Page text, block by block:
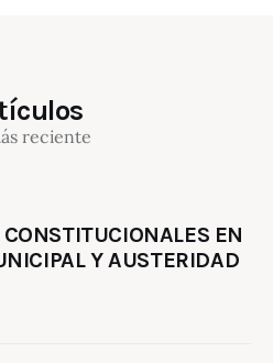
reciente
EN
Y AUSTERIDAD